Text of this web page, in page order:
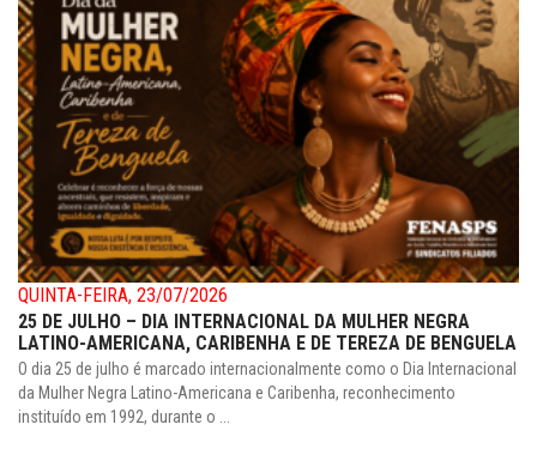
QUINTA-FEIRA, 23/07/2026
25 DE JULHO – DIA INTERNACIONAL DA MULHER NEGRA
LATINO-AMERICANA, CARIBENHA E DE TEREZA DE BENGUELA
O dia 25 de julho é marcado internacionalmente como o Dia Internacional
da Mulher Negra Latino-Americana e Caribenha, reconhecimento
instituído em 1992, durante o ...